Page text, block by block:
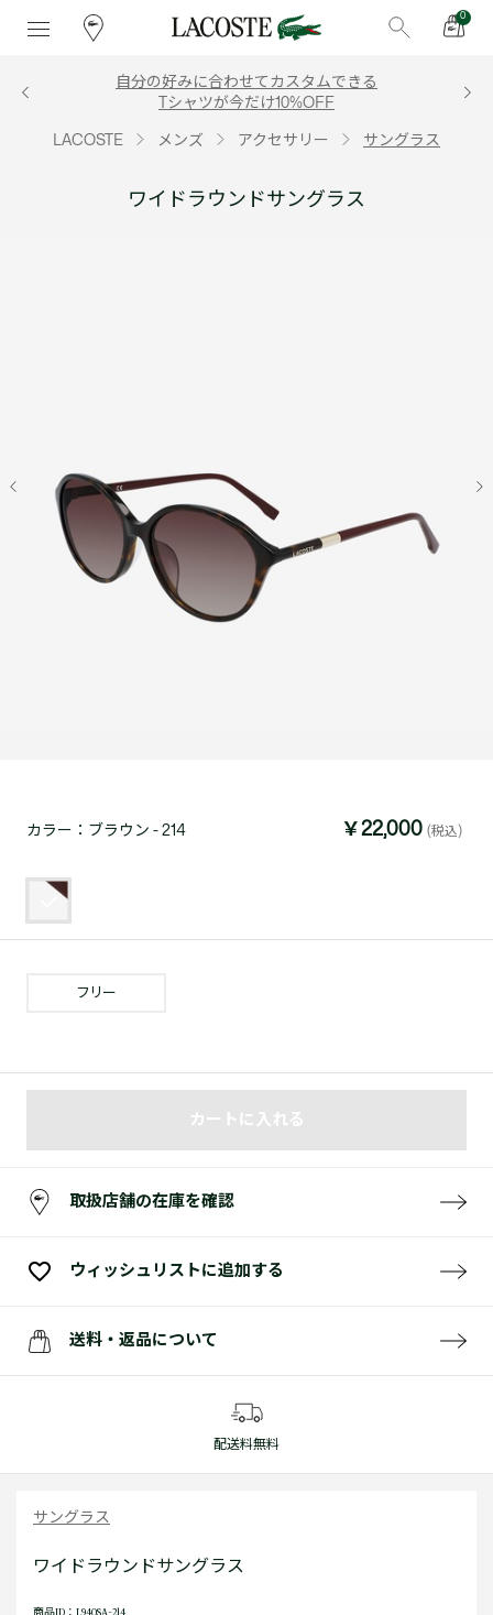
0
自分の好みに合わせてカスタムできる
Tシャツが今だけ10%OFF
LACOSTE メンズ アクセサリー サングラス
ワイドラウンドサングラス
カラー： ブラウン - 214 ￥22,000 (税込)
フリー
カートに入れる
取扱店舗の在庫を確認
ウィッシュリストに追加する
送料・返品について
配送料無料
サングラス
ワイドラウンドサングラス
商品ID：L940SA-214